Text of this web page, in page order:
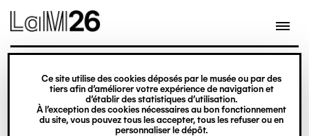
Gestion des cookies
Ce site utilise des cookies déposés par le musée ou par des
tiers afin d’améliorer votre expérience de navigation et
d’établir des statistiques d’utilisation.
À l’exception des cookies nécessaires au bon fonctionnement
du site, vous pouvez tous les accepter, tous les refuser ou en
personnaliser le dépôt.
contenu